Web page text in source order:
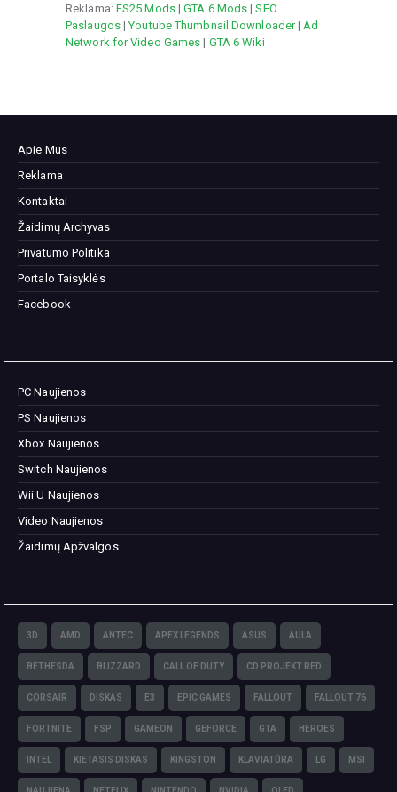
Reklama: FS25 Mods|GTA 6 Mods |SEO
Paslaugos|Youtube Thumbnail Downloader| Ad
Network for Video Games | GTA 6 Wiki
Apie Mus
Reklama
Kontaktai
Žaidimų Archyvas
Privatumo Politika
Portalo Taisyklės
Facebook
PC Naujienos
PS Naujienos
Xbox Naujienos
Switch Naujienos
Wii U Naujienos
Video Naujienos
Žaidimų Apžvalgos
3D AMD ANTEC APEX LEGENDS ASUS AULA
BETHESDA BLIZZARD CALL OF DUTY CD PROJEKT RED
CORSAIR DISKAS E3 EPIC GAMES FALLOUT FALLOUT 76
FORTNITE FSP GAMEON GEFORCE GTA HEROES
INTEL KIETASIS DISKAS KINGSTON KLAVIATŪRA LG MSI